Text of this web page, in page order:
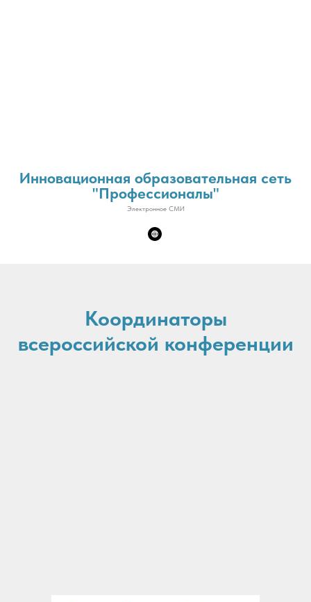
Инновационная образовательная сеть
"Профессионалы"
Электронное СМИ
Координаторы
всероссийской конференции